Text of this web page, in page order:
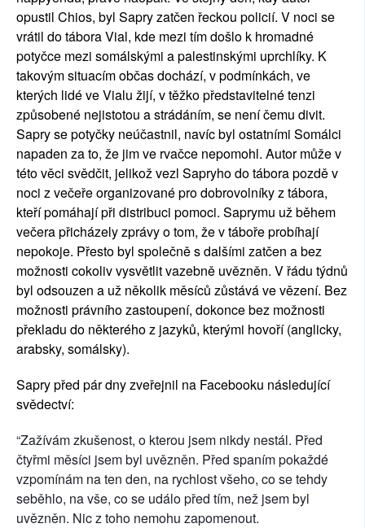
opustil Chios, byl Sapry zatčen řeckou policií. V noci se
vrátil do tábora Vial, kde mezi tím došlo k hromadné
potyčce mezi somálskými a palestinskými uprchlíky. K
takovým situacím občas dochází, v podmínkách, ve
kterých lidé ve Vialu žijí, v těžko představitelné tenzi
způsobené nejistotou a strádáním, se není čemu divit.
Sapry se potyčky neúčastnil, navíc byl ostatními Somálci
napaden za to, že jim ve rvačce nepomohl. Autor může v
této věci svědčit, jelikož vezl Sapryho do tábora pozdě v
noci z večeře organizované pro dobrovolníky z tábora,
kteří pomáhají při distribuci pomoci. Saprymu už během
večera přicházely zprávy o tom, že v táboře probíhají
nepokoje. Přesto byl společně s dalšími zatčen a bez
možnosti cokoliv vysvětlit vazebně uvězněn. V řádu týdnů
byl odsouzen a už několik měsíců zůstává ve vězení. Bez
možnosti právního zastoupení, dokonce bez možnosti
překladu do některého z jazyků, kterými hovoří (anglicky,
arabsky, somálsky).
Sapry před pár dny zveřejnil na Facebooku následující
svědectví:
“Zažívám zkušenost, o kterou jsem nikdy nestál. Před
čtyřmi měsíci jsem byl uvězněn. Před spaním pokaždé
vzpomínám na ten den, na rychlost všeho, co se tehdy
seběhlo, na vše, co se událo před tím, než jsem byl
uvězněn. Nic z toho nemohu zapomenout.